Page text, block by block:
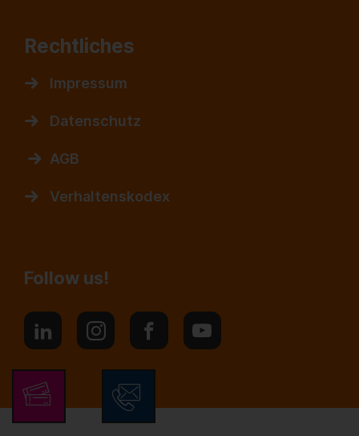
Rechtliches
Impressum
Datenschutz
AGB
Verhaltenskodex
Follow us!